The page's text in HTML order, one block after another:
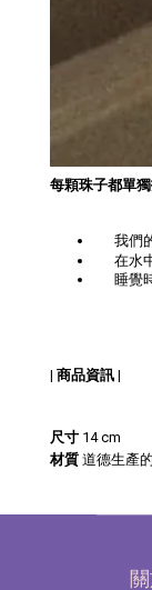
每顆珠子都單獨
我們
在水
睡覺
| 商品資訊 |
尺寸 14 cm
材質 道德生產